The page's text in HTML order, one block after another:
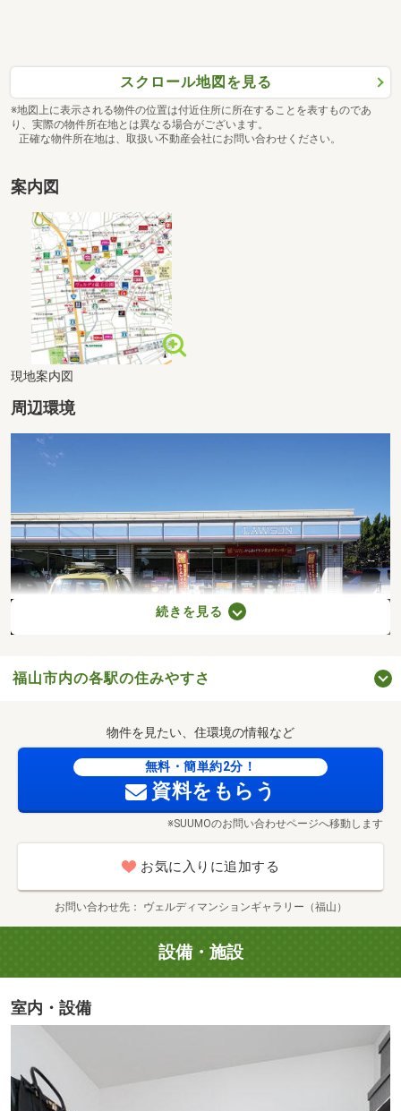
専有面積
71.35m2
価格 4,318万円～4,498万円
スクロール地図を見る
※地図上に表示される物件の位置は付近住所に所在することを表すものであ
り、実際の物件所在地とは異なる場合がございます。
正確な物件所在地は、取扱い不動産会社にお問い合わせください。
案内図
現地案内図
周辺環境
ザグザグ福山春日店（徒歩6分／約420m）
続きを見る
福山市内の各駅の住みやすさ
物件を見たい、住環境の情報など
無料・簡単約2分！
資料をもらう
※SUUMOのお問い合わせページへ移動します
お気に入りに追加する
お問い合わせ先 ヴェルディマンションギャラリー（福山）
設備・施設
室内・設備